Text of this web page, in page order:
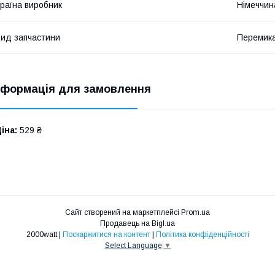
виробник
запчастини
для замовлення
529 ₴
Сайт створений на маркетплейсі Prom.ua
Продавець на Bigl.ua
2000watt | Поскаржитися на контент | Політика конфіденційності
Select Language ▼